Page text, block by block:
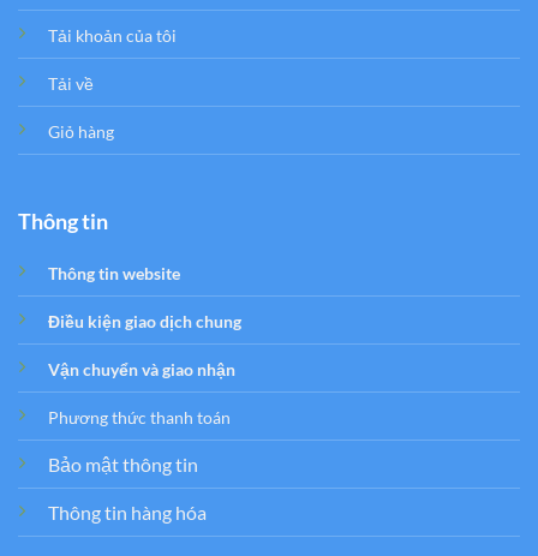
Tải khoản của tôi
Tải về
Giỏ hàng
Thông tin
Thông tin website
Điều kiện giao dịch chung
Vận chuyển và giao nhận
Phương thức thanh toán
Bảo mật thông tin
Thông tin hàng hóa